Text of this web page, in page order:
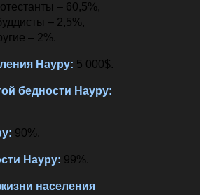
– 60,5%,
– 2,5%,
– 2%.
Науру: 5 000$.
бедности Науру:
: 90%.
Науру: 99%.
населения